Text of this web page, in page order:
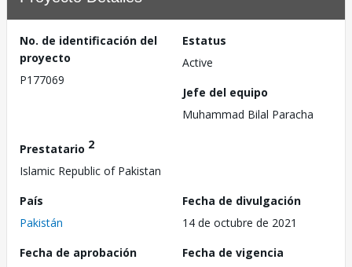
No. de identificación del
proyecto
P177069
Estatus
Active
Jefe del equipo
Muhammad Bilal Paracha
Prestatario 2
Islamic Republic of Pakistan
País
Pakistán
Fecha de divulgación
14 de octubre de 2021
Fecha de aprobación
Fecha de vigencia